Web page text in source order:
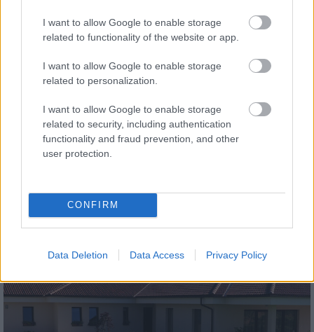
I want to allow Google to enable storage
related to functionality of the website or app.
I want to allow Google to enable storage
related to personalization.
I want to allow Google to enable storage
related to security, including authentication
functionality and fraud prevention, and other
user protection.
CONFIRM
Data Deletion Data Access Privacy Policy
tetőcserép